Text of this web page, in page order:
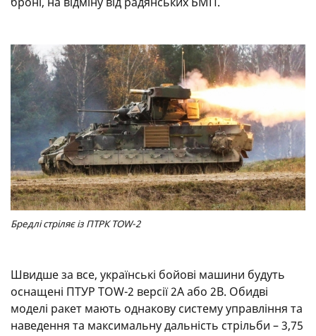
Бредлі стріляє із ПТРК TOW-2
Швидше за все, українські бойові машини будуть
оснащені ПТУР TOW-2 версії 2A або 2B. Обидві
моделі ракет мають однакову систему управління та
наведення та максимальну дальність стрільби – 3,75